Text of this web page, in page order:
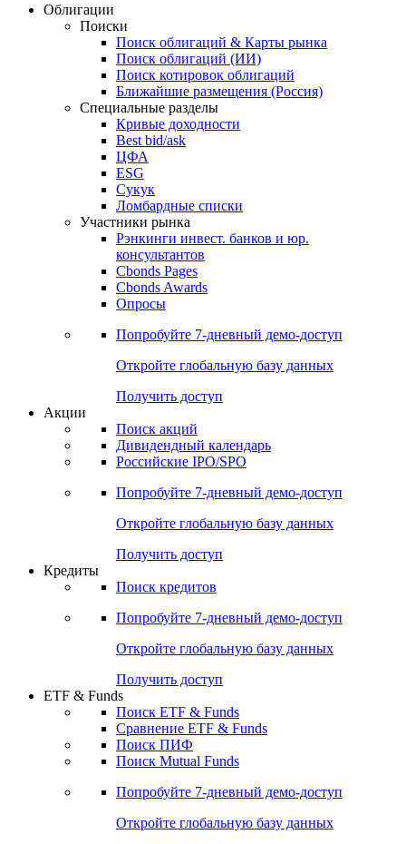
Облигации
Поиски
Поиск облигаций & Карты рынка
Поиск облигаций (ИИ)
Поиск котировок облигаций
Ближайшие размещения (Россия)
Специальные разделы
Кривые доходности
Best bid/ask
ЦФА
ESG
Сукук
Ломбардные списки
Участники рынка
Рэнкинги инвест. банков и юр.
консультантов
Cbonds Pages
Cbonds Awards
Опросы
Попробуйте 7-дневный демо-доступ
Откройте глобальную базу данных
Получить доступ
Акции
Поиск акций
Дивидендный календарь
Российские IPO/SPO
Попробуйте 7-дневный демо-доступ
Откройте глобальную базу данных
Получить доступ
Кредиты
Поиск кредитов
Попробуйте 7-дневный демо-доступ
Откройте глобальную базу данных
Получить доступ
ETF & Funds
Поиск ETF & Funds
Сравнение ETF & Funds
Поиск ПИФ
Поиск Mutual Funds
Попробуйте 7-дневный демо-доступ
Откройте глобальную базу данных